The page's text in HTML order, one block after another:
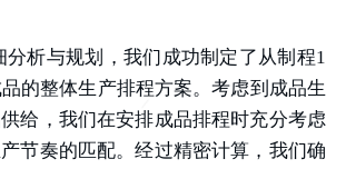
分析与规划，我们成功制定了从制程1
品的整体生产排程方案。考虑到成品生
给，我们在安排成品排程时充分考虑
节奏的匹配。经过精密计算，我们确